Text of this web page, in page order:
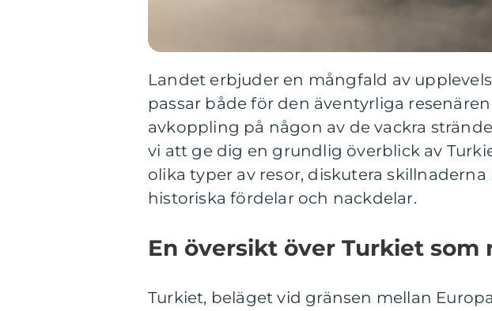
Landet erbjuder en mångfald av
passar både för den äventyrliga
avkoppling på någon av de vackra
vi att ge dig en grundlig överblick av
olika typer av resor, diskutera
historiska fördelar och nackdelar.
En översikt över Turkiet som
Turkiet, beläget vid gränsen mellan